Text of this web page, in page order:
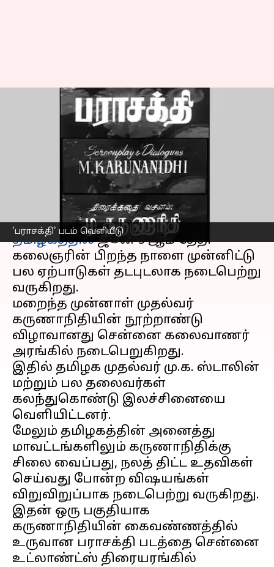
'பராசக்தி' படம் வெளியீடு
கலைஞரின் பிறந்த
நாளை முன்னிட்டு
'பராசக்தி' படம்
மறுவெளியீடு!
Jun 02, 2023 03:21 pm
செய்தி முன்னோட்டம்
தமிழகத்தில்ஜூன் 3 ஆம் தேதி
கலைஞரின் பிறந்த நாளை முன்னிட்டு
பல ஏற்பாடுகள் தடபுடலாக நடைபெற்று
வருகிறது.
மறைந்த முன்னாள் முதல்வர்
கருணாநிதியின் நூற்றாண்டு
விழாவானது சென்னை கலைவாணர்
அரங்கில் நடைபெறுகிறது.
இதில் தமிழக முதல்வர் மு.க. ஸ்டாலின்
மற்றும் பல தலைவர்கள்
கலந்துகொண்டு இலச்சினையை
வெளியிட்டனர்.
மேலும் தமிழகத்தின் அனைத்து
மாவட்டங்களிலும் கருணாநிதிக்கு
சிலை வைப்பது, நலத் திட்ட உதவிகள்
செய்வது போன்ற விஷயங்கள்
விறுவிறுப்பாக நடைபெற்று வருகிறது.
இதன் ஒரு பகுதியாக
கருணாநிதியின் கைவண்ணத்தில்
உருவான பராசக்தி படத்தை சென்னை
உட்லாண்ட்ஸ் திரையரங்கில்